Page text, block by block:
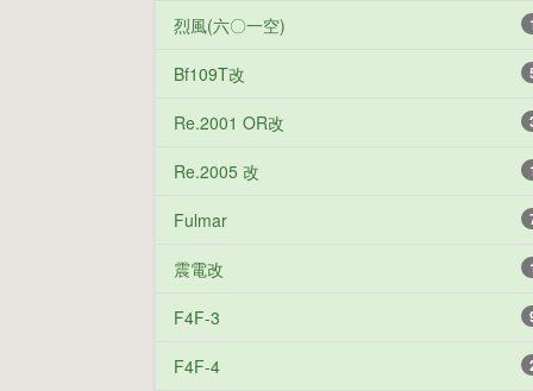
烈風(六〇一空)
Bf109T改
Re.2001 OR改
Re.2005 改
Fulmar
震電改
F4F-3
F4F-4